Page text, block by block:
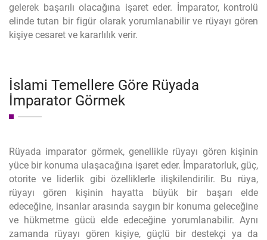
gelerek başarılı olacağına işaret eder. İmparator, kontrolü
elinde tutan bir figür olarak yorumlanabilir ve rüyayı gören
kişiye cesaret ve kararlılık verir.
İslami Temellere Göre Rüyada
İmparator Görmek
Rüyada imparator görmek, genellikle rüyayı gören kişinin
yüce bir konuma ulaşacağına işaret eder. İmparatorluk, güç,
otorite ve liderlik gibi özelliklerle ilişkilendirilir. Bu rüya,
rüyayı gören kişinin hayatta büyük bir başarı elde
edeceğine, insanlar arasında saygın bir konuma geleceğine
ve hükmetme gücü elde edeceğine yorumlanabilir. Aynı
zamanda rüyayı gören kişiye, güçlü bir destekçi ya da